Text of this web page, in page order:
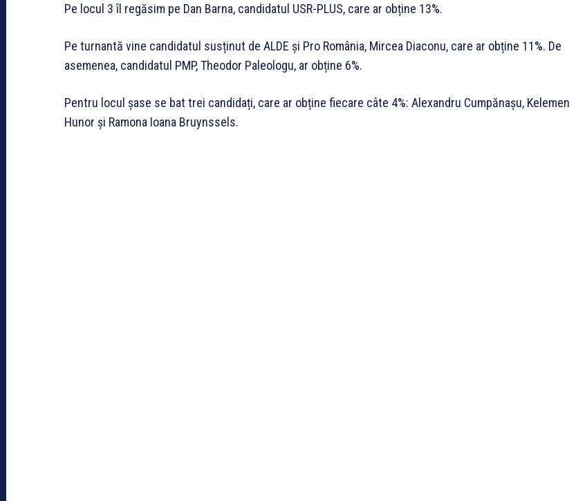
Pe locul 3 îl regăsim pe Dan Barna, candidatul USR-PLUS, care ar obține 13%.
Pe turnantă vine candidatul susținut de ALDE și Pro România, Mircea Diaconu, care ar obține 11%. De
asemenea, candidatul PMP, Theodor Paleologu, ar obține 6%.
Pentru locul șase se bat trei candidați, care ar obține fiecare câte 4%: Alexandru Cumpănașu, Kelemen
Hunor și Ramona Ioana Bruynssels.